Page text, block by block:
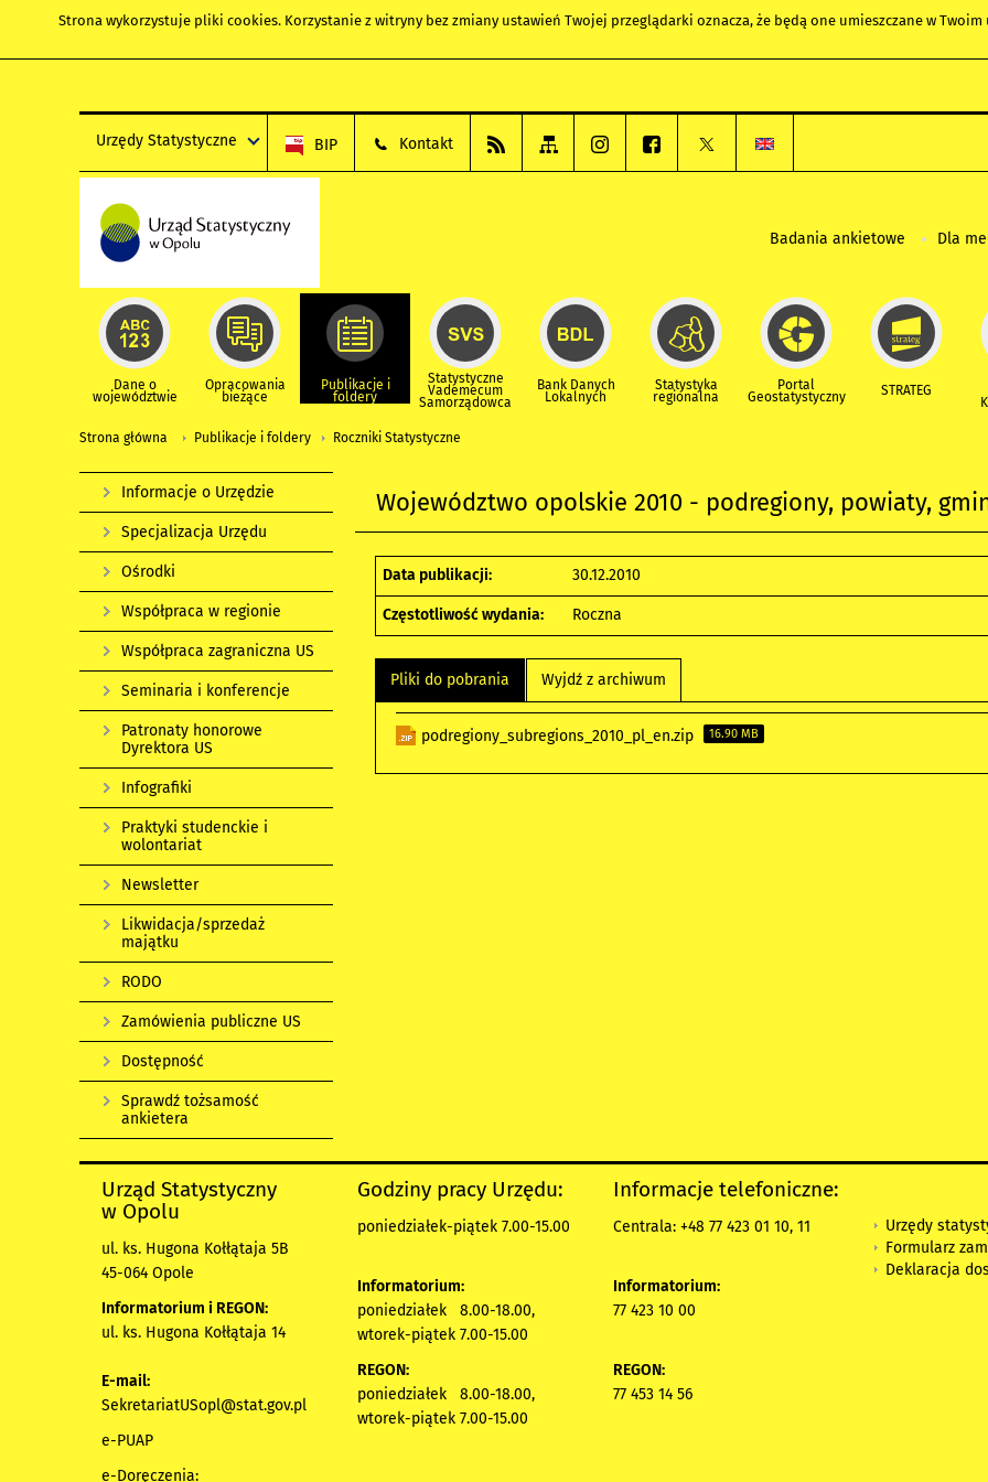
Strona wykorzystuje pliki cookies. Korzystanie z witryny bez zmiany ustawień Twojej przeglądarki oznacza, że będą one umieszczane w
Urzędy Statystyczne BIP Kontakt
Badania ankietowe Dla
Dane o
województwie
Opracowania
bieżące
Publikacje i
foldery
Statystyczne
Vademecum
Samorządowca
Bank Danych
Lokalnych
Statystyka
regionalna
Portal
Geostatystyczny STRATEG
Strona główna Publikacje i foldery Roczniki Statystyczne
Województwo opolskie 2010 - podregiony, powiaty,
Data publikacji: 30.12.2010
Częstotliwość wydania: Roczna
Pliki do pobrania Wyjdź z archiwum
podregiony_subregions_2010_pl_en.zip 16.90 MB
Informacje o Urzędzie
Specjalizacja Urzędu
Ośrodki
Współpraca w regionie
Współpraca zagraniczna US
Seminaria i konferencje
Patronaty honorowe
Dyrektora US
Infografiki
Praktyki studenckie i
wolontariat
Newsletter
Likwidacja/sprzedaż
majątku
RODO
Zamówienia publiczne US
Dostępność
Sprawdź tożsamość
ankietera
Urząd Statystyczny
w Opolu
ul. ks. Hugona Kołłątaja 5B
45-064 Opole
Informatorium i REGON:
ul. ks. Hugona Kołłątaja 14
E-mail:
SekretariatUSopl@stat.gov.pl
e-PUAP
e-Doręczenia:
Godziny pracy Urzędu:
poniedziałek-piątek 7.00-15.00
Informatorium:
poniedziałek 8.00-18.00,
wtorek-piątek 7.00-15.00
REGON:
poniedziałek 8.00-18.00,
wtorek-piątek 7.00-15.00
Informacje telefoniczne:
Centrala: +48 77 423 01 10, 11
Informatorium:
77 423 10 00
REGON:
77 453 14 56
Urzędy
Formularz
Deklaracja